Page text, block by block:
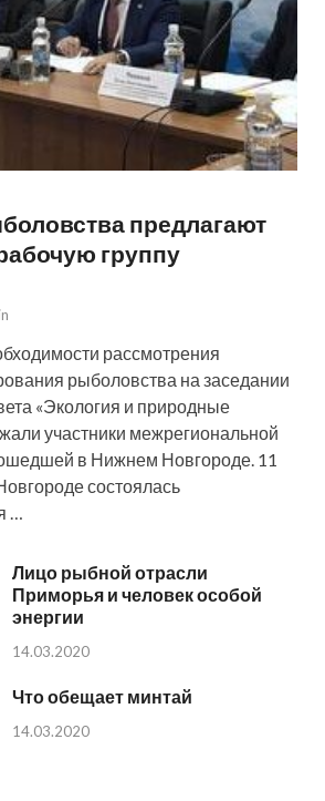
предлагают
группу
рассмотрения
рыболовства на заседании
«Экология и природные
участники межрегиональной
в Нижнем Новгороде. 11
состоялась
…
Лицо рыбной отрасли
Приморья и человек особой
энергии
14.03.2020
Что обещает минтай
14.03.2020